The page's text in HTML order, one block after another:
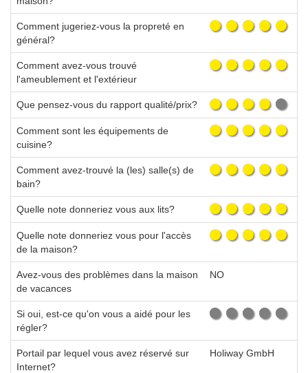
Comment jugeriez-vous la propreté en
général?
Comment avez-vous trouvé
l'ameublement et l'extérieur
Que pensez-vous du rapport qualité/prix?
Comment sont les équipements de
cuisine?
Comment avez-trouvé la (les) salle(s) de
bain?
Quelle note donneriez vous aux lits?
Quelle note donneriez vous pour l'accès
de la maison?
Avez-vous des problèmes dans la maison
de vacances
NO
Si oui, est-ce qu'on vous a aidé pour les
régler?
Portail par lequel vous avez réservé sur
Internet?
Holiway GmbH